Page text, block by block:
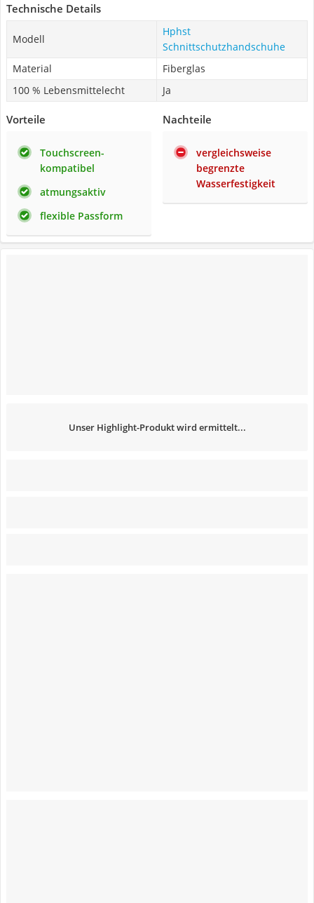
Technische Details
Modell
Hphst
Schnittschutzhandschuhe
Material
Fiberglas
100 % Lebensmittelecht
Ja
Vorteile
Touchscreen-
kompatibel
atmungsaktiv
flexible Passform
Nachteile
vergleichsweise
begrenzte
Wasserfestigkeit
Unser Highlight-Produkt wird ermittelt...